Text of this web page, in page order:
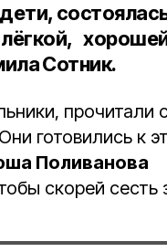
Сотник.
прочитали
готовились к
Поливанова
скорей сесть